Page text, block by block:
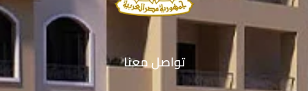
تواصل معنا